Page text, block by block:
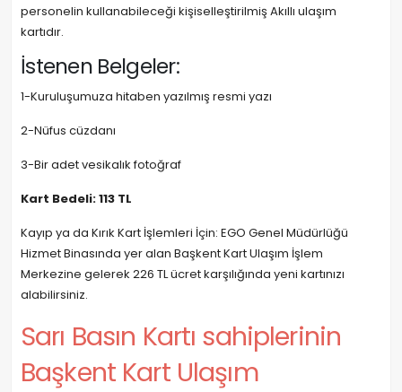
personelin kullanabileceği kişiselleştirilmiş Akıllı ulaşım
kartıdır.
İstenen Belgeler:
1-Kuruluşumuza hitaben yazılmış resmi yazı
2-Nüfus cüzdanı
3-Bir adet vesikalık fotoğraf
Kart Bedeli: 113 TL
Kayıp ya da Kırık Kart İşlemleri İçin: EGO Genel Müdürlüğü
Hizmet Binasında yer alan Başkent Kart Ulaşım İşlem
Merkezine gelerek 226 TL ücret karşılığında yeni kartınızı
alabilirsiniz.
Sarı Basın Kartı sahiplerinin
Başkent Kart Ulaşım